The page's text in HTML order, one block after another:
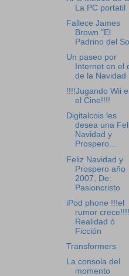
La PC portatil
Fallece James
Brown "El
Padrino del
Un paseo por
Internet en el
de la Navidad
!!!!Jugando Wii
el Cine!!!!
Digitalcois les
desea una
Navidad y
Prospero...
Feliz Navidad y
Prospero año
2007, De:
Pasioncristo
iPod phone !!!el
rumor
Realidad ó
Ficción
Transformers
La consola del
momento